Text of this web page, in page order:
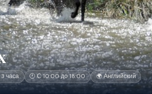
часа 🕐 С 10:00 до 18:00 🌍 Английский